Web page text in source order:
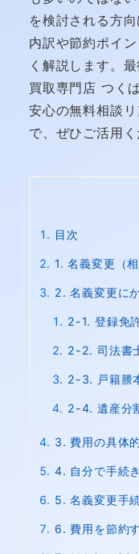
を検討される方
内訳や節約ポイ
く解説します。
買取専門店 つく
安心の無料相談
で、ぜひご活用く
目次
1. 名義変更（
2. 名義変更に
2-1. 登録免
2-2. 司法書
2-3. 戸籍謄
2-4. 遺産分
3. 費用の具体
4. 自分で手続
5. 名義変更手
6. 費用を節約